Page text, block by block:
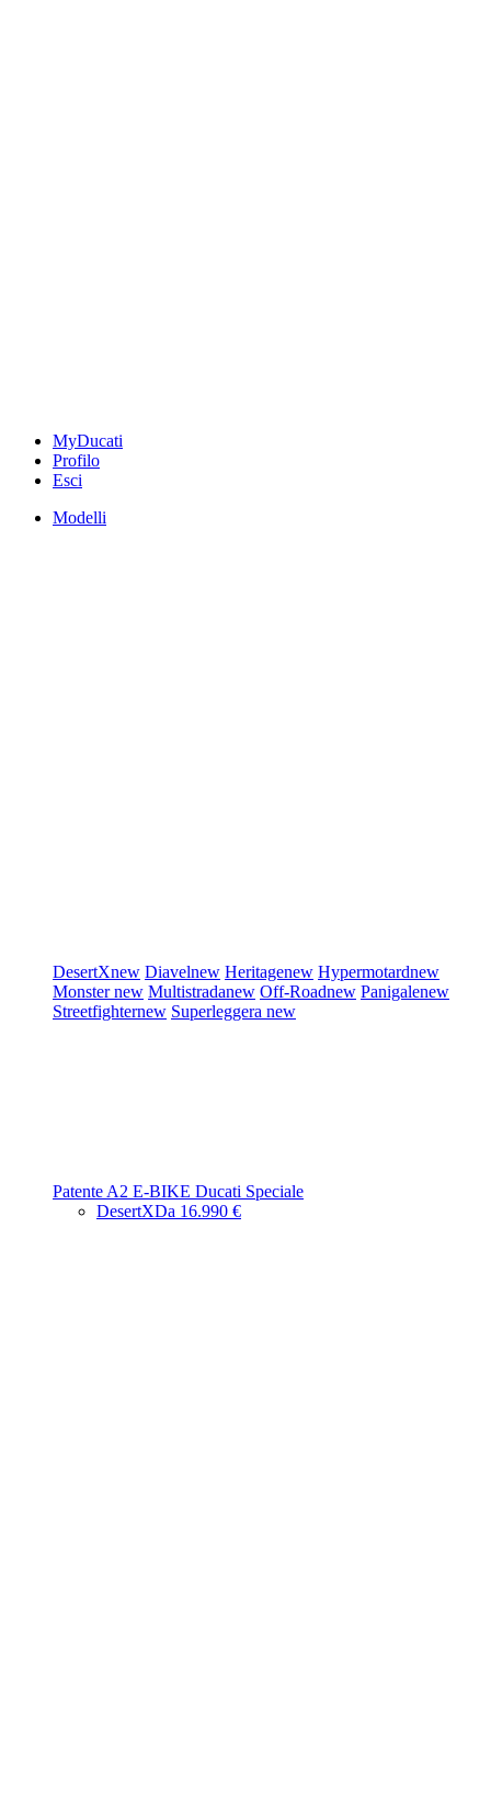
MyDucati
Profilo
Esci
Modelli
DesertXnew Diavelnew Heritagenew Hypermotardnew
Monsternew Multistradanew Off-Roadnew Panigalenew
Streetfighternew Superleggera new
Patente A2 E-BIKE Ducati Speciale
DesertXDa 16.990 €